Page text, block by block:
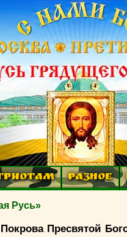
РАЗНОЕ
Русь»
Пресвятой